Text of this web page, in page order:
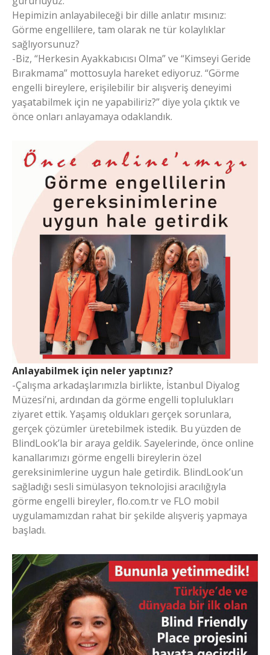
Hepimizin anlayabileceği bir dille anlatır mısınız:
Görme engellilere, tam olarak ne tür kolaylıklar
sağlıyorsunuz?
-Biz, “Herkesin Ayakkabıcısı Olma” ve “Kimseyi Geride
Bırakmama” mottosuyla hareket ediyoruz. “Görme
engelli bireylere, erişilebilir bir alışveriş deneyimi
yaşatabilmek için ne yapabiliriz?” diye yola çıktık ve
önce onları anlayamaya odaklandık.
Anlayabilmek için neler yaptınız?
-Çalışma arkadaşlarımızla birlikte, İstanbul Diyalog
Müzesi’ni, ardından da görme engelli toplulukları
ziyaret ettik. Yaşamış oldukları gerçek sorunlara,
gerçek çözümler üretebilmek istedik. Bu yüzden de
BlindLook’la bir araya geldik. Sayelerinde, önce online
kanallarımızı görme engelli bireylerin özel
gereksinimlerine uygun hale getirdik. BlindLook’un
sağladığı sesli simülasyon teknolojisi aracılığıyla
görme engelli bireyler, flo.com.tr ve FLO mobil
uygulamamızdan rahat bir şekilde alışveriş yapmaya
başladı.